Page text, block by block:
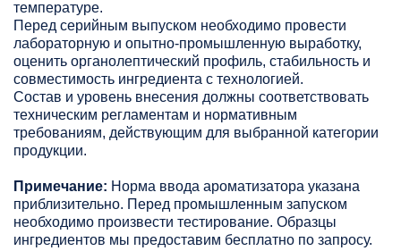
температуре.
Перед серийным выпуском необходимо провести
лабораторную и опытно-промышленную выработку,
оценить органолептический профиль, стабильность и
совместимость ингредиента с технологией.
Состав и уровень внесения должны соответствовать
техническим регламентам и нормативным
требованиям, действующим для выбранной категории
продукции.
Примечание: Норма ввода ароматизатора указана
приблизительно. Перед промышленным запуском
необходимо произвести тестирование. Образцы
ингредиентов мы предоставим бесплатно по запросу.